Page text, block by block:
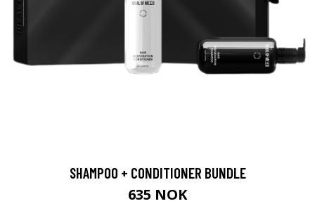
SHAMPOO + CONDITIONER BUNDLE
635 NOK